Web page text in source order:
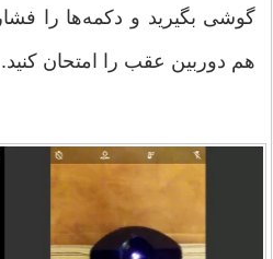
گوشی بگیرید و دکمه‌ها را
هم دوربین عقب را امتحان کنید.